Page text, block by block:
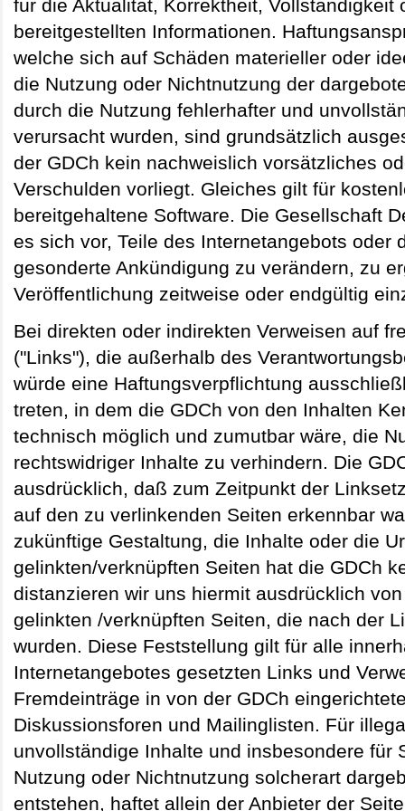
für die Aktualität, Korrektheit, Vollständigkeit
bereitgestellten Informationen.
welche sich auf Schäden materieller oder
die Nutzung oder Nichtnutzung der
durch die Nutzung fehlerhafter und
verursacht wurden, sind grundsätzlich
der GDCh kein nachweislich vorsätzliches
Verschulden vorliegt. Gleiches gilt für
bereitgehaltene Software. Die Gesellschaft
es sich vor, Teile des Internetangebots oder
gesonderte Ankündigung zu verändern, zu
Veröffentlichung zeitweise oder endgültig
Bei direkten oder indirekten Verweisen auf
("Links"), die außerhalb des
würde eine Haftungsverpflichtung
treten, in dem die GDCh von den Inhalten
technisch möglich und zumutbar wäre, die
rechtswidriger Inhalte zu verhindern. Die
ausdrücklich, daß zum Zeitpunkt der
auf den zu verlinkenden Seiten erkennbar
zukünftige Gestaltung, die Inhalte oder die
gelinkten/verknüpften Seiten hat die GDCh
distanzieren wir uns hiermit ausdrücklich
gelinkten /verknüpften Seiten, die nach der
wurden. Diese Feststellung gilt für alle
Internetangebotes gesetzten Links und
Fremdeinträge in von der GDCh
Diskussionsforen und Mailinglisten. Für
unvollständige Inhalte und insbesondere für
Nutzung oder Nichtnutzung solcherart
entstehen, haftet allein der Anbieter der